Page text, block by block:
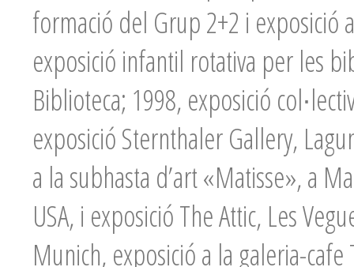
formació del Grup 2+2 i exposició
exposició infantil rotativa per les
Biblioteca; 1998, exposició
exposició Sternthaler Gallery,
a la subhasta d’art «Matisse», a
USA, i exposició The Attic, Les
Munich, exposició a la galeria-